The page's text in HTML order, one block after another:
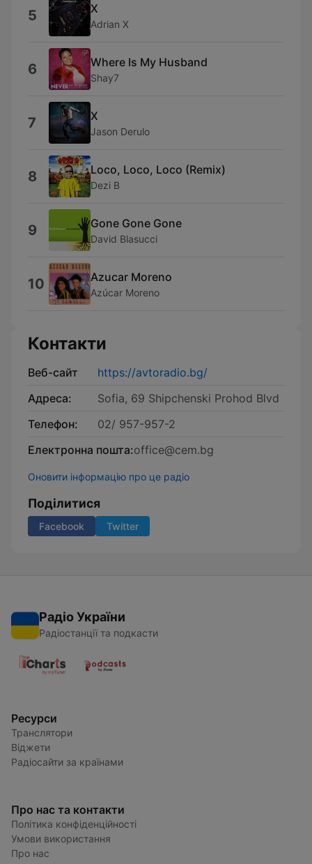
5 X
Adrian X
6 Where Is My Husband
Shay7
7 X
Jason Derulo
8 Loco, Loco, Loco (Remix)
Dezi B
9 Gone Gone Gone
David Blasucci
10 Azucar Moreno
Azúcar Moreno
Контакти
Веб-сайт
https://avtoradio.bg/
Адреса:
Sofia, 69 Shipchenski Prohod Blvd
Телефон:
02/ 957-957-2
Електронна пошта:office@cem.bg
Оновити інформацію про це радіо
Поділитися
Facebook Twitter
Радіо України
Радіостанції та подкасти
Ресурси
Транслятори
Віджети
Радіосайти за країнами
Про нас та контакти
Політика конфіденційності
Умови використання
Про нас